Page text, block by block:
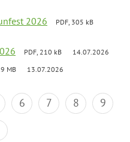
2026
PDF, 305 kB
PDF, 210 kB 14.07.2026
MB 13.07.2026
6 7 8
9